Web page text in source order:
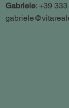
Gabriele: +39